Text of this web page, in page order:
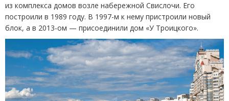
из комплекса домов возле набережной Свислочи. Его
построили в 1989 году. В 1997-м к нему пристроили новый
блок, а в 2013-ом — присоединили дом «У Троицкого».